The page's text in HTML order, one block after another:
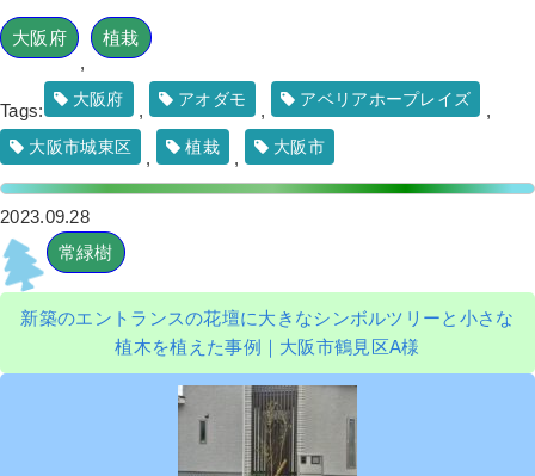
大阪府
,
植栽
Tags:
大阪府
,
アオダモ
,
アベリアホープレイズ
,
大阪市城東区
,
植栽
,
大阪市
2023.09.28
常緑樹
新築のエントランスの花壇に大きなシンボルツリーと小さな
植木を植えた事例｜大阪市鶴見区A様